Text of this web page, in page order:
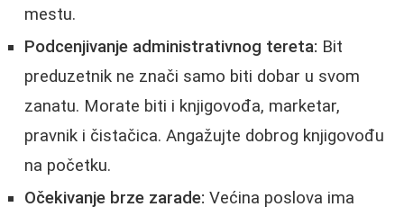
mestu.
Podcenjivanje administrativnog tereta: Bit
preduzetnik ne znači samo biti dobar u svom
zanatu. Morate biti i knjigovođa, marketar,
pravnik i čistačica. Angažujte dobrog knjigovođu
na početku.
Očekivanje brze zarade: Većina poslova ima